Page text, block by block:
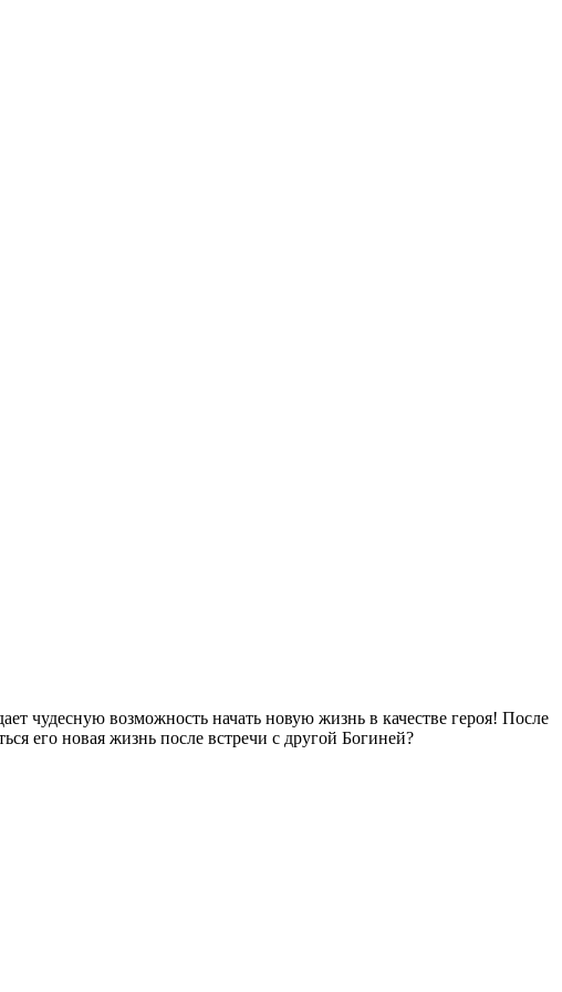
чудесную возможность начать новую жизнь в качестве героя! После
его новая жизнь после встречи с другой Богиней?